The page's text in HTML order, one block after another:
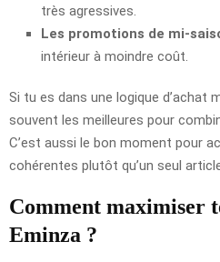
très agressives.
Les promotions de mi-
intérieur à moindre coût.
Si tu es dans une logique d’achat
souvent les meilleures pour
C’est aussi le bon moment pour
cohérentes plutôt qu’un seul
Comment maximiser
Eminza ?